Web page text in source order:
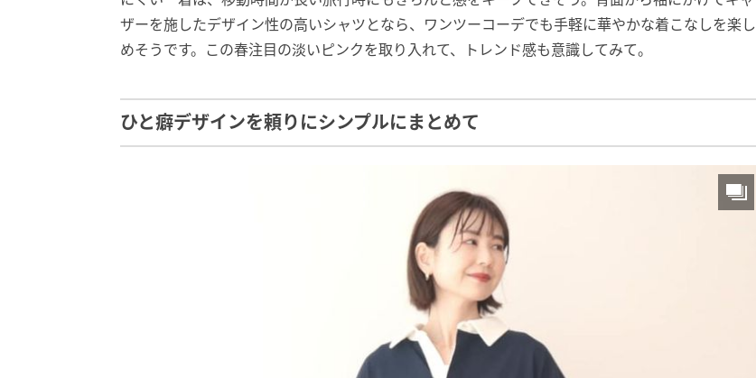
ザーを施したデザイン性の高いシャツとなら、ワンツーコーデでも手軽に華やかな着こなしを楽し
めそうです。この春注目の淡いピンクを取り入れて、トレンド感も意識してみて。
ひと癖デザインを頼りにシンプルにまとめて